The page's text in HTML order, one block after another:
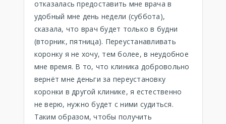
отказалась предоставить мне врача в
удобный мне день недели (суббота),
сказала, что врач будет только в будни
(вторник, пятница). Переустанавливать
коронку я не хочу, тем более, в неудобное
мне время. В то, что клиника добровольно
вернёт мне деньги за переустановку
коронки в другой клинике, я естественно
не верю, нужно будет с ними судиться.
Таким образом, чтобы получить